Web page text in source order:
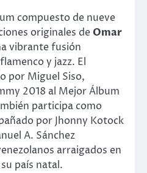
compuesto de nueve
originales de Omar
vibrante fusión
y jazz. El
por Miguel Siso,
2018 al Mejor Álbum
participa como
por Jhonny Kotock
A. Sánchez
arraigados en
país natal.